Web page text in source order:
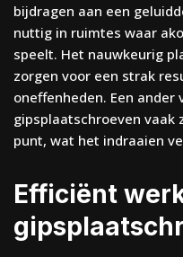
bijdragen aan een
nuttig in ruimtes waar
speelt. Het nauwkeurig
zorgen voor een strak
oneffenheden. Een ander
gipsplaatschroeven vaak
punt, wat het indraaien
Efficiënt